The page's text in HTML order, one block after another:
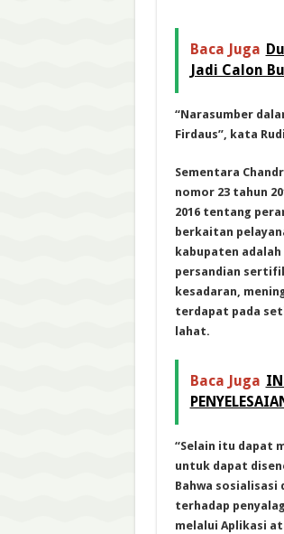
Baca Juga
Jadi Calon
“Narasumber
Firdaus”, kata
Sementara
nomor 23 tahun
2016 tentang
berkaitan
kabupaten
persandian
kesadaran,
terdapat pada
lahat.
Baca Juga
“Selain itu dapat
untuk dapat
Bahwa
terhadap
melalui Aplikasi